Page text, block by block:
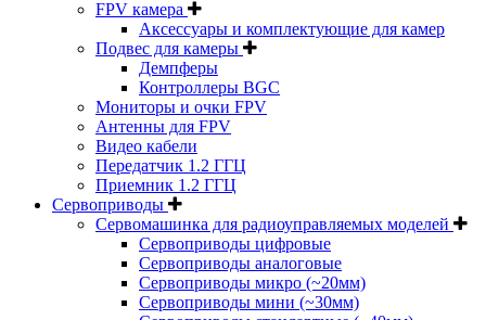
FPV камера
Аксессуары и комплектующие для камер
Подвес для камеры
Демпферы
Контроллеры BGC
Мониторы и очки FPV
Антенны для FPV
Видео кабели
Передатчик 1.2 ГГЦ
Приемник 1.2 ГГЦ
Сервоприводы
Сервомашинка для радиоуправляемых моделей
Сервоприводы цифровые
Сервоприводы аналоговые
Сервоприводы микро (~20мм)
Сервоприводы мини (~30мм)